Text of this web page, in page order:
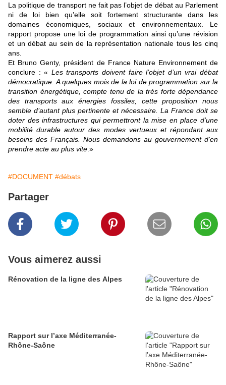
La politique de transport ne fait pas l’objet de débat au Parlement
ni de loi bien qu’elle soit fortement structurante dans les
domaines économiques, sociaux et environnementaux. Le
rapport propose une loi de programmation ainsi qu’une révision
et un débat au sein de la représentation nationale tous les cinq
ans.
Et Bruno Genty, président de France Nature Environnement de
conclure : « Les transports doivent faire l’objet d’un vrai débat
démocratique. A quelques mois de la loi de programmation sur la
transition énergétique, compte tenu de la très forte dépendance
des transports aux énergies fossiles, cette proposition nous
semble d’autant plus pertinente et nécessaire. La France doit se
doter des infrastructures qui permettront la mise en place d’une
mobilité durable autour des modes vertueux et répondant aux
besoins des Français. Nous demandons au gouvernement d’en
prendre acte au plus vite .»
#DOCUMENT #débats
Partager
Vous aimerez aussi
Rénovation de la ligne des Alpes
Rapport sur l’axe Méditerranée-
Rhône-Saône